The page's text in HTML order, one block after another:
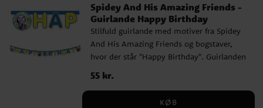
certificeret papir
Spidey And His Amazing Friends -
Guirlande Happy Birthday
Stilfuld guirlande med motiver fra Spidey
And His Amazing Friends og bogstaver,
hvor der står "Happy Birthday". Guirlanden
er 2 meter lang.
Pris:55 kr.
55 kr.
KØB